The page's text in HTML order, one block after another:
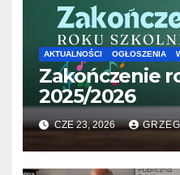
AKTUALNOŚCI OGŁOSZENIA
Zakończenie
2025/2026
CZE 23, 2026